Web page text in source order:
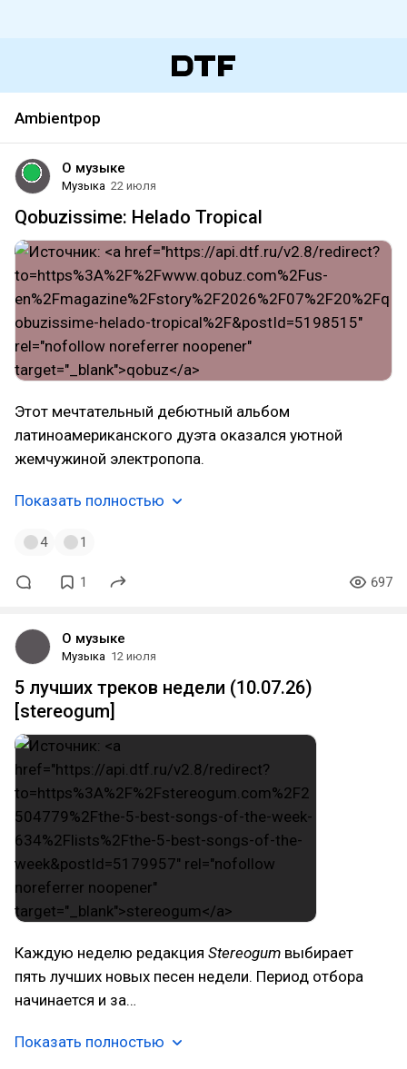
Ambientpop
О музыке
Музыка 22 июля
Qobuzissime: Helado Tropical
Этот мечтательный дебютный альбом
латиноамериканского дуэта оказался уютной
жемчужиной электропопа.
Показать полностью
4 1
1 697
О музыке
Музыка 12 июля
5 лучших треков недели (10.07.26)
[stereogum]
Каждую неделю редакция Stereogum выбирает
пять лучших новых песен недели. Период отбора
начинается и за…
Показать полностью